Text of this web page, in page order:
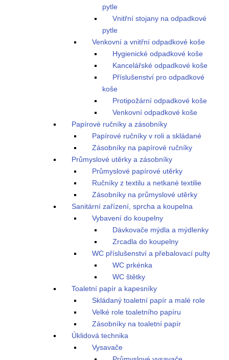
pytle
Vnitřní stojany na odpadkové
pytle
Venkovní a vnitřní odpadkové koše
Hygienické odpadkové koše
Kancelářské odpadkové koše
Příslušenství pro odpadkové
koše
Protipožární odpadkové koše
Venkovní odpadkové koše
Papírové ručníky a zásobníky
Papírové ručníky v roli a skládané
Zásobníky na papírové ručníky
Průmyslové utěrky a zásobníky
Průmyslové papírové utěrky
Ručníky z textilu a netkané textilie
Zásobníky na průmyslové utěrky
Sanitární zařízení, sprcha a koupelna
Vybavení do koupelny
Dávkovače mýdla a mýdlenky
Zrcadla do koupelny
WC příslušenství a přebalovací pulty
WC prkénka
WC štětky
Toaletní papír a kapesníky
Skládaný toaletní papír a malé role
Velké role toaletního papíru
Zásobníky na toaletní papír
Úklidová technika
Vysavače